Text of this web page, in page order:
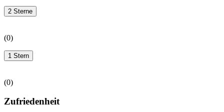
2 Sterne
(0)
1 Stern
(0)
Zufriedenheit